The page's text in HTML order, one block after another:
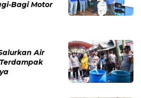
Bagi Motor
Air